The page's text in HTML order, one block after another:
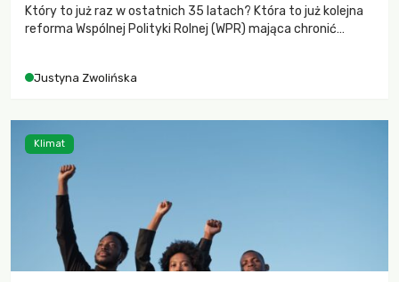
Który to już raz w ostatnich 35 latach? Która to już kolejna
reforma Wspólnej Polityki Rolnej (WPR) mająca chronić
Justyna Zwolińska
Klimat